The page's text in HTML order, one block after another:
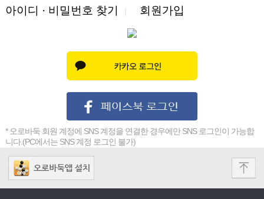
아이디 · 비밀번호 찾기 회원가입
* 오로바둑 회원 계정에 SNS 계정을 연결한 경우에만 SNS 로그인이 가능합
니다.(PC에서는 SNS 계정 로그인 불가)